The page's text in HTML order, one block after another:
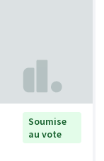
Soumise
au vote